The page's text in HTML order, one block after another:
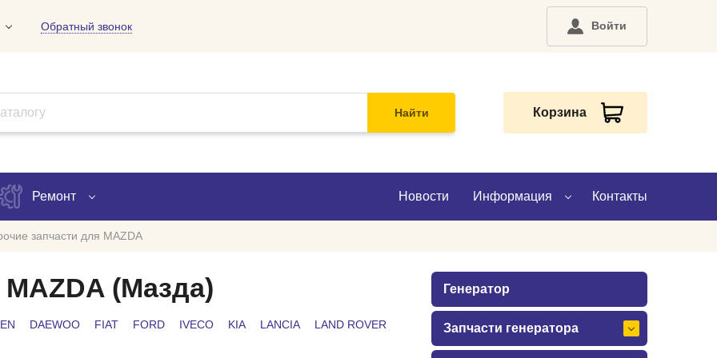
Обратный звонок Войти
Найти Корзина
Ремонт
Проверка ремонта
Новости Информация
Доставка
Оплата
Контакты
запчасти для MAZDA
(Мазда)
DAEWOO FIAT FORD IVECO KIA LANCIA
LAND ROVER
Генератор
Запчасти генератора